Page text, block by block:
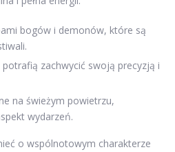
bogów i demonów, które są
zachwycić swoją precyzją i
na świeżym powietrzu,
wydarzeń.
o wspólnotowym charakterze